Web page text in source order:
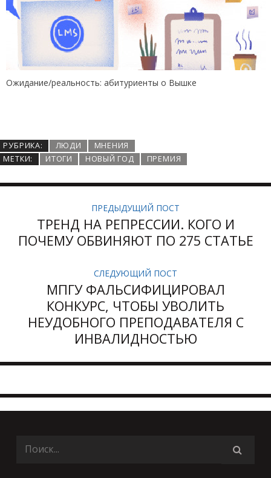
Ожидание/реальность: абитуриенты о Вышке
РУБРИКА: ЛЮДИ
МНЕНИЯ
МЕТКИ:
ИТОГИ НОВЫЙ ГОД ПРЕМИЯ
ПРЕДЫДУЩИЙ ПОСТ
ТРЕНД НА РЕПРЕССИИ. КОГО И
ПОЧЕМУ ОБВИНЯЮТ ПО 275 СТАТЬЕ
СЛЕДУЮЩИЙ ПОСТ
МПГУ ФАЛЬСИФИЦИРОВАЛ
КОНКУРС, ЧТОБЫ УВОЛИТЬ
НЕУДОБНОГО ПРЕПОДАВАТЕЛЯ С
ИНВАЛИДНОСТЬЮ